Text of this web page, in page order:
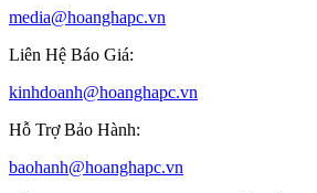
media@hoanghapc.vn
Liên Hệ Báo Giá:
kinhdoanh@hoanghapc.vn
Hỗ Trợ Bảo Hành:
baohanh@hoanghapc.vn